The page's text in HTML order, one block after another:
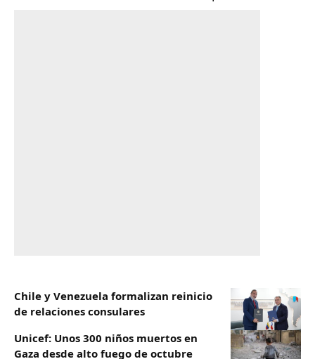
Chile y Venezuela formalizan reinicio
de relaciones consulares
Unicef: Unos 300 niños muertos en
Gaza desde alto fuego de octubre